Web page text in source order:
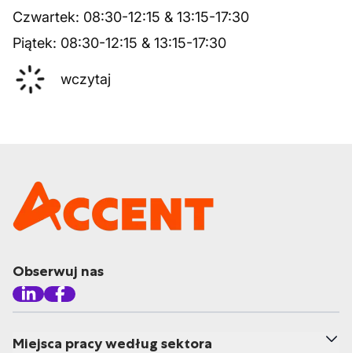
Czwartek: 08:30-12:15 & 13:15-17:30
Piątek: 08:30-12:15 & 13:15-17:30
wczytaj
Obserwuj nas
Miejsca pracy według sektora